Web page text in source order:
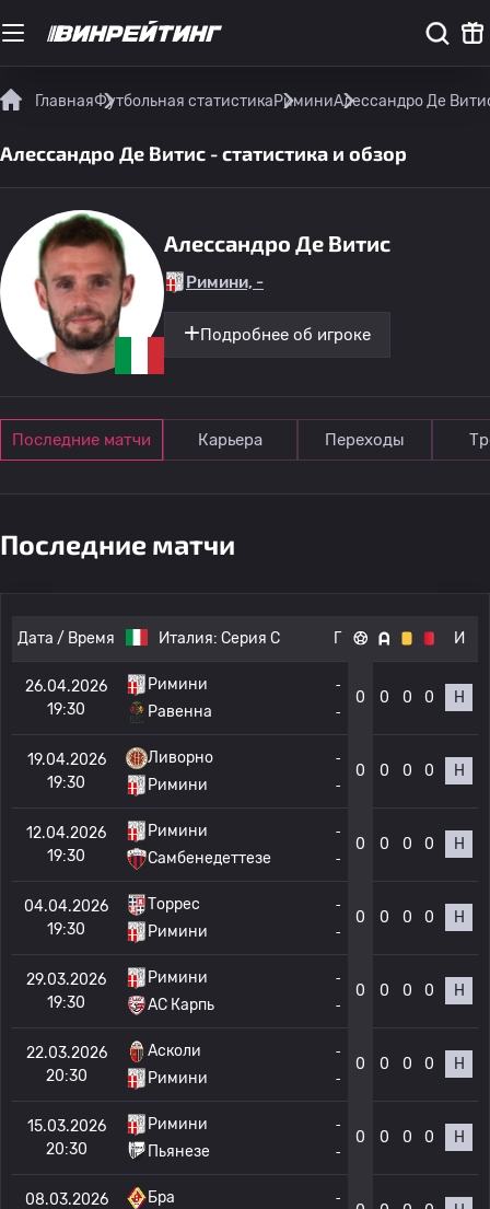
ГлавнаяФутбольная статистикаРиминиАлессандро Де
Алессандро Де Витис - статистика и обзор
Алессандро Де Витис
Римини, -
Подробнее об игроке
Последние матчи Карьера Переходы
Последние матчи
Дата / Время Италия: Серия C Г И
26.04.2026
19:30
Римини
Равенна
-
-
0 0 0 0 Н
19.04.2026
19:30
Ливорно
Римини
-
-
0 0 0 0 Н
12.04.2026
19:30
Римини
Самбенедеттезе
-
-
0 0 0 0 Н
04.04.2026
19:30
Торрес
Римини
-
-
0 0 0 0 Н
29.03.2026
19:30
Римини
АС Карпь
-
-
0 0 0 0 Н
22.03.2026
20:30
Асколи
Римини
-
-
0 0 0 0 Н
15.03.2026
20:30
Римини
Пьянезе
-
-
0 0 0 0 Н
08.03.2026
Бра
-